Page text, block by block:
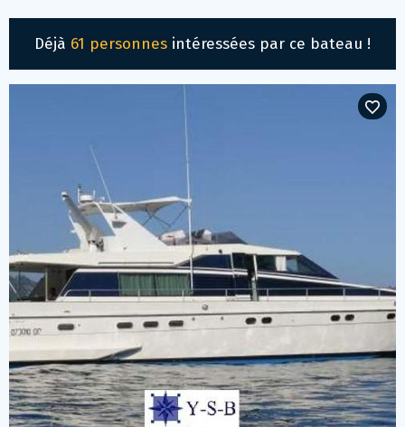
Déjà 61 personnes intéressées par ce bateau !